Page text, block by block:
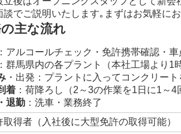
談でご説明いたします｡まずはお気軽に
主な流れ
：アルコールチェック・免許携帯確認・
群馬県内の各プラント（本社工場より1
・出発：プラントに入ってコンクリー
着 ：荷降ろし（2～3の作業を1日に1～4
退勤 ：洗車・業務終了
取得者（入社後に大型免許の取得可能）